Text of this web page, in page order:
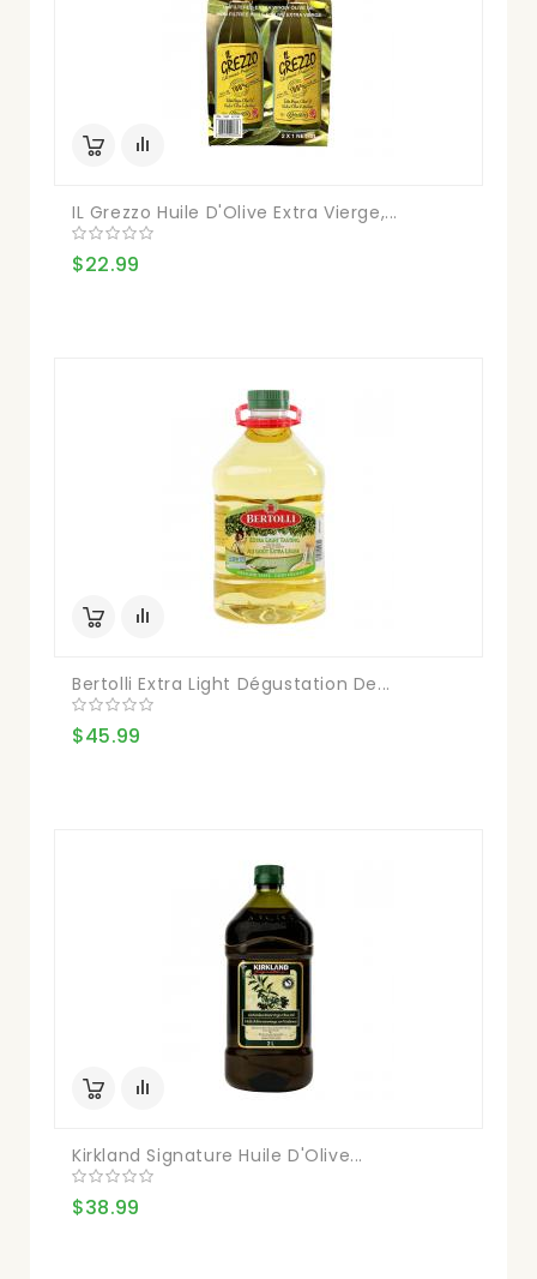
IL Grezzo Huile D'Olive Extra Vierge,...
$22.99
Bertolli Extra Light Dégustation De...
$45.99
Kirkland Signature Huile D'Olive...
$38.99